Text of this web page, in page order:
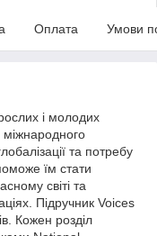
Оплата Умови
і молодих
міжнародного
та потребу
їм стати
світі та
Підручник Voices
Кожен розділ